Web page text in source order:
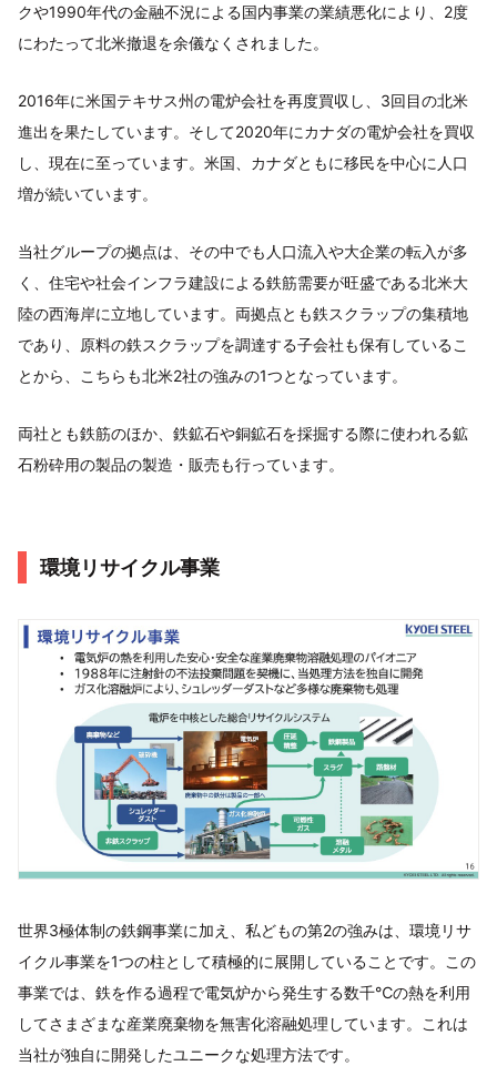
クや1990年代の金融不況による国内事業の業績悪化により、2度
にわたって北米撤退を余儀なくされました。
2016年に米国テキサス州の電炉会社を再度買収し、3回目の北米
進出を果たしています。そして2020年にカナダの電炉会社を買収
し、現在に至っています。米国、カナダともに移民を中心に人口
増が続いています。
当社グループの拠点は、その中でも人口流入や大企業の転入が多
く、住宅や社会インフラ建設による鉄筋需要が旺盛である北米大
陸の西海岸に立地しています。両拠点とも鉄スクラップの集積地
であり、原料の鉄スクラップを調達する子会社も保有しているこ
とから、こちらも北米2社の強みの1つとなっています。
両社とも鉄筋のほか、鉄鉱石や銅鉱石を採掘する際に使われる鉱
石粉砕用の製品の製造・販売も行っています。
環境リサイクル事業
世界3極体制の鉄鋼事業に加え、私どもの第2の強みは、環境リサ
イクル事業を1つの柱として積極的に展開していることです。この
事業では、鉄を作る過程で電気炉から発生する数千℃の熱を利用
してさまざまな産業廃棄物を無害化溶融処理しています。これは
当社が独自に開発したユニークな処理方法です。